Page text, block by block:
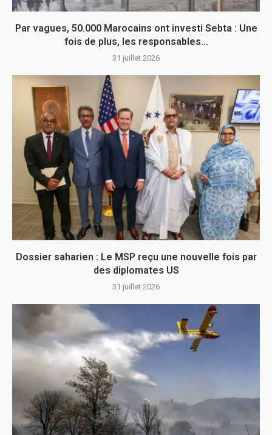
Par vagues, 50.000 Marocains ont investi Sebta : Une
fois de plus, les responsables...
31 juillet 2026
Dossier saharien : Le MSP reçu une nouvelle fois par
des diplomates US
31 juillet 2026